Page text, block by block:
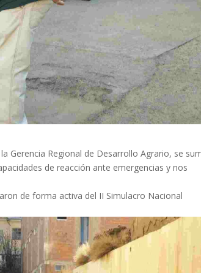
Gerencia Regional de Desarrollo Agrario, se
de reacción ante emergencias y nos
de forma activa del II Simulacro Nacional